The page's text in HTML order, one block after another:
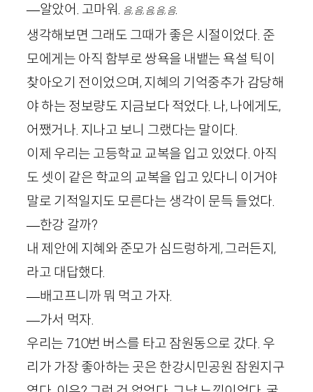
—알았어. 고마워. 음, 음, 음, 음, 음.
생각해보면 그래도 그때가 좋은 시절이었다. 준
모에게는 아직 함부로 쌍욕을 내뱉는 욕설 틱이
찾아오기 전이었으며, 지혜의 기억중추가 감당해
야 하는 정보량도 지금보다 적었다. 나, 나에게도,
어쨌거나. 지나고 보니 그랬다는 말이다.
이제 우리는 고등학교 교복을 입고 있었다. 아직
도 셋이 같은 학교의 교복을 입고 있다니 이거야
말로 기적일지도 모른다는 생각이 문득 들었다.
—한강 갈까?
내 제안에 지혜와 준모가 심드렁하게, 그러든지,
라고 대답했다.
—배고프니까 뭐 먹고 가자.
—가서 먹자.
우리는 710번 버스를 타고 잠원동으로 갔다. 우
리가 가장 좋아하는 곳은 한강시민공원 잠원지구